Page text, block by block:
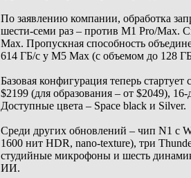
По заявлению компании, обработка
шести-семи раз – против M1 Pro/Max.
Max. Пропускная способность
614 ГБ/с у M5 Max (с объемом до 128
Базовая конфигурация теперь
$2199 (для образования – от $2049),
Доступные цвета – Space black и Silver.
Среди других обновлений – чип N1 с
1600 нит HDR, nano-texture), три
студийные микрофоны и шесть
ИИ.